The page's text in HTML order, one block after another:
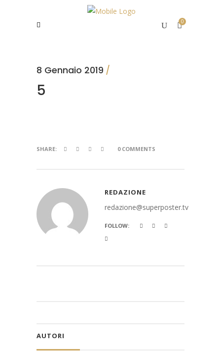
0
8 Gennaio 2019
5
SHARE: 0 COMMENTS
REDAZIONE
redazione@superposter.tv
FOLLOW:
AUTORI